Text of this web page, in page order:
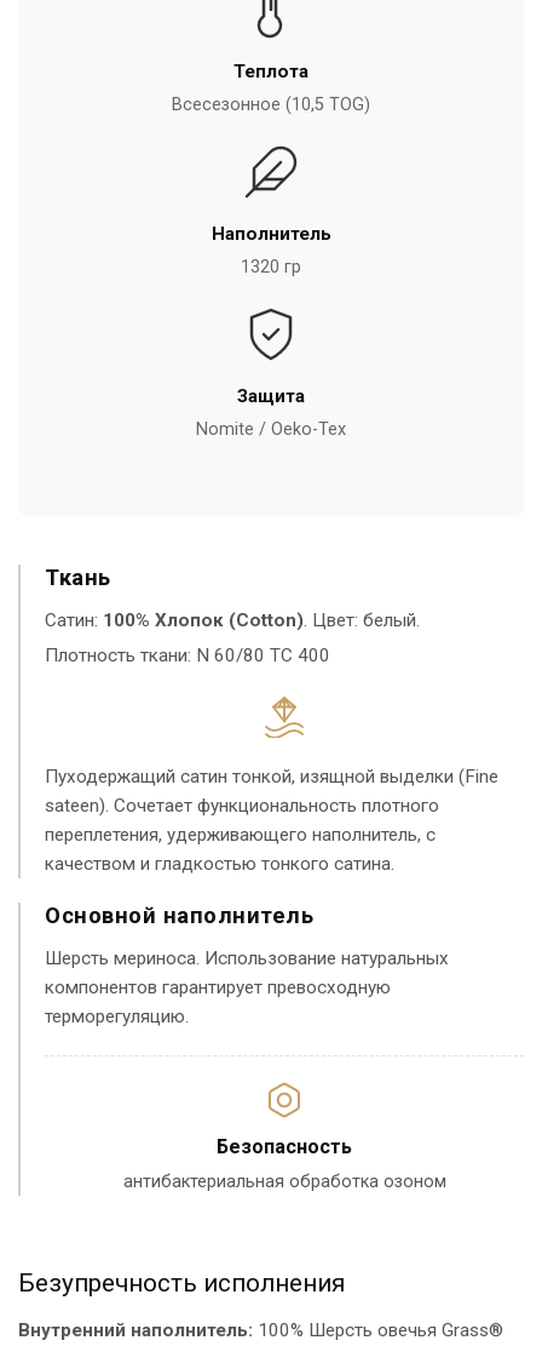
Теплота
Всесезонное (10,5 TOG)
Наполнитель
1320 гр
Защита
Nomite / Oeko-Tex
Ткань
Сатин: 100% Хлопок (Cotton). Цвет: белый.
Плотность ткани: N 60/80 TC 400
Пуходержащий сатин тонкой, изящной выделки (Fine
sateen). Сочетает функциональность плотного
переплетения, удерживающего наполнитель, с
качеством и гладкостью тонкого сатина.
Основной наполнитель
Шерсть мериноса. Использование натуральных
компонентов гарантирует превосходную
терморегуляцию.
Безопасность
антибактериальная обработка озоном
Безупречность исполнения
Внутренний наполнитель: 100% Шерсть овечья Grass®